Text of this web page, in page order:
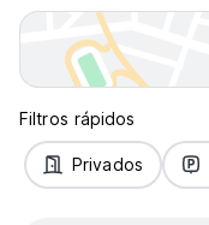
Filtros rápidos
Privados